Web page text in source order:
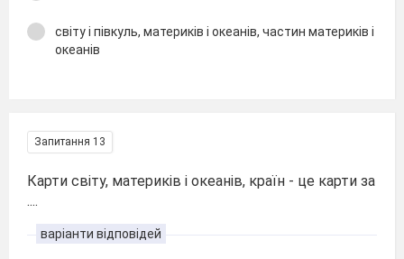
світу і півкуль, материків і океанів, частин материків і
океанів
Запитання 13
Карти світу, материків і океанів, країн - це карти за
....
варіанти відповідей